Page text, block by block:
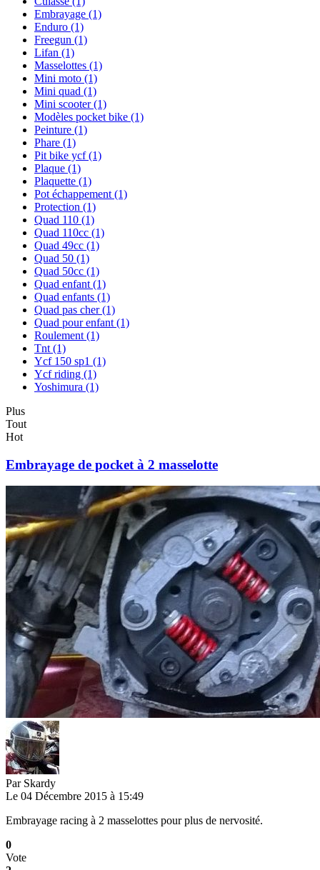
Embrayage (1)
Enduro (1)
Freegun (1)
Lifan (1)
Masselottes (1)
Mini moto (1)
Mini quad (1)
Mini scooter(1)
Modèles pocket bike (1)
Peinture (1)
Phare (1)
Pit bike ycf(1)
Plaque (1)
Plaquette (1)
Pot échappement (1)
Protection (1)
Quad 110 (1)
Quad 110cc (1)
Quad 49cc (1)
Quad 50 (1)
Quad 50cc (1)
Quad enfant (1)
Quad enfants (1)
Quad pas cher(1)
Quad pour enfant (1)
Roulement (1)
Tnt (1)
Ycf 150 sp1 (1)
Ycf riding (1)
Yoshimura (1)
Plus
Tout
Hot
Embrayage de pocket à 2 masselotte
Par Skardy
Le 04 Décembre 2015 à 15:49
Embrayage racing à 2 masselottes pour plus de nervosité.
0
Vote